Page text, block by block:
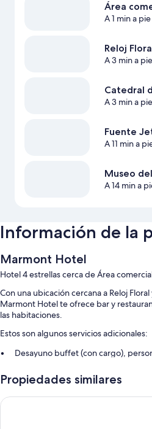
Área
A 1 min a pie
Reloj
A 3 min a pie
Catedral
A 3 min a pie
Fuente
A 11 min a
Museo
A 14 min a
Información de la
Marmont Hotel
Hotel 4 estrellas cerca de Área
Con una ubicación cercana a Reloj
Marmont Hotel te ofrece bar y
las habitaciones.
Estos son algunos servicios adicionales:
Desayuno buffet (con cargo),
No se permite fumar en la
Las personas comparten
Propiedades similares
Hotel Suisse